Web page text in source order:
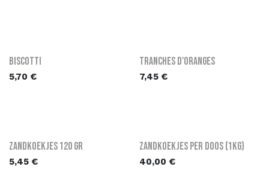
Biscotti
5,70 €
Tranches d'Oranges
7,45€
Zandkoekjes 120 gr
5,45 €
Zandkoekjes per doos (1kg)
40,00 €